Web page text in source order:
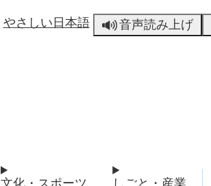
やさしい日本語 音声読み上げ
文化・スポーツ しごと・産業